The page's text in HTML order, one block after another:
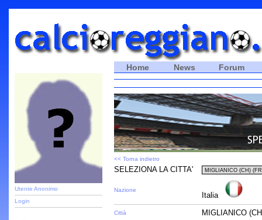
Utente Anonimo
Login
Home News Forum
<< Torna indietro
SELEZIONA LA CITTA'
Nazione
Italia
Città MIGLIANICO